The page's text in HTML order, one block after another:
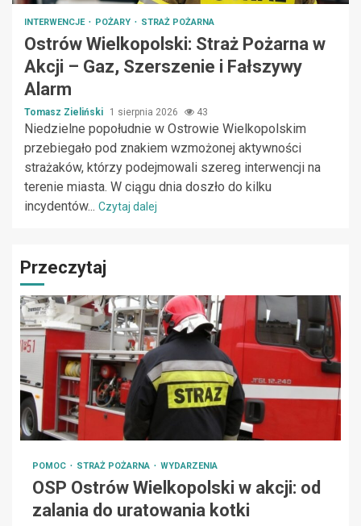
INTERWENCJE POŻARY STRAŻ POŻARNA
Ostrów Wielkopolski: Straż Pożarna w
Akcji – Gaz, Szerszenie i Fałszywy
Alarm
Tomasz Zieliński 1 sierpnia 2026 43
Niedzielne popołudnie w Ostrowie Wielkopolskim
przebiegało pod znakiem wzmożonej aktywności
strażaków, którzy podejmowali szereg interwencji na
terenie miasta. W ciągu dnia doszło do kilku
incydentów... Czytaj dalej
Przeczytaj
POMOC STRAŻ POŻARNA WYDARZENIA
OSP Ostrów Wielkopolski w akcji: od
zalania do uratowania kotki